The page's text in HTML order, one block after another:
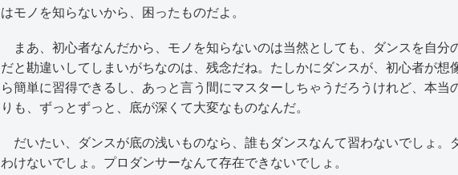
はモノを知らないから、困ったものだよ。
まあ、初心者なんだから、モノを知らないのは当然としても、ダンスを自分
だと勘違いしてしまいがちなのは、残念だね。たしかにダンスが、初心者が想
ら簡単に習得できるし、あっと言う間にマスターしちゃうだろうけれど、本当
りも、ずっとずっと、底が深くて大変なものなんだ。
だいたい、ダンスが底の浅いものなら、誰もダンスなんて習わないでしょ。
わけないでしょ。プロダンサーなんて存在できないでしょ。